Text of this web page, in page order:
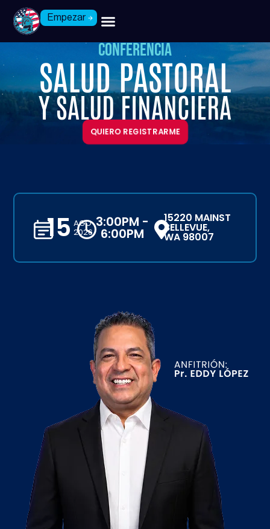
Empezar
Conferencia
SALUD PASTORAL
Y SALUD FINANCIERA
QUIERO REGISTRARME
15 AGO
2026
3:00PM -
6:00PM
15220 MAINST
BELLEVUE,
WA 98007